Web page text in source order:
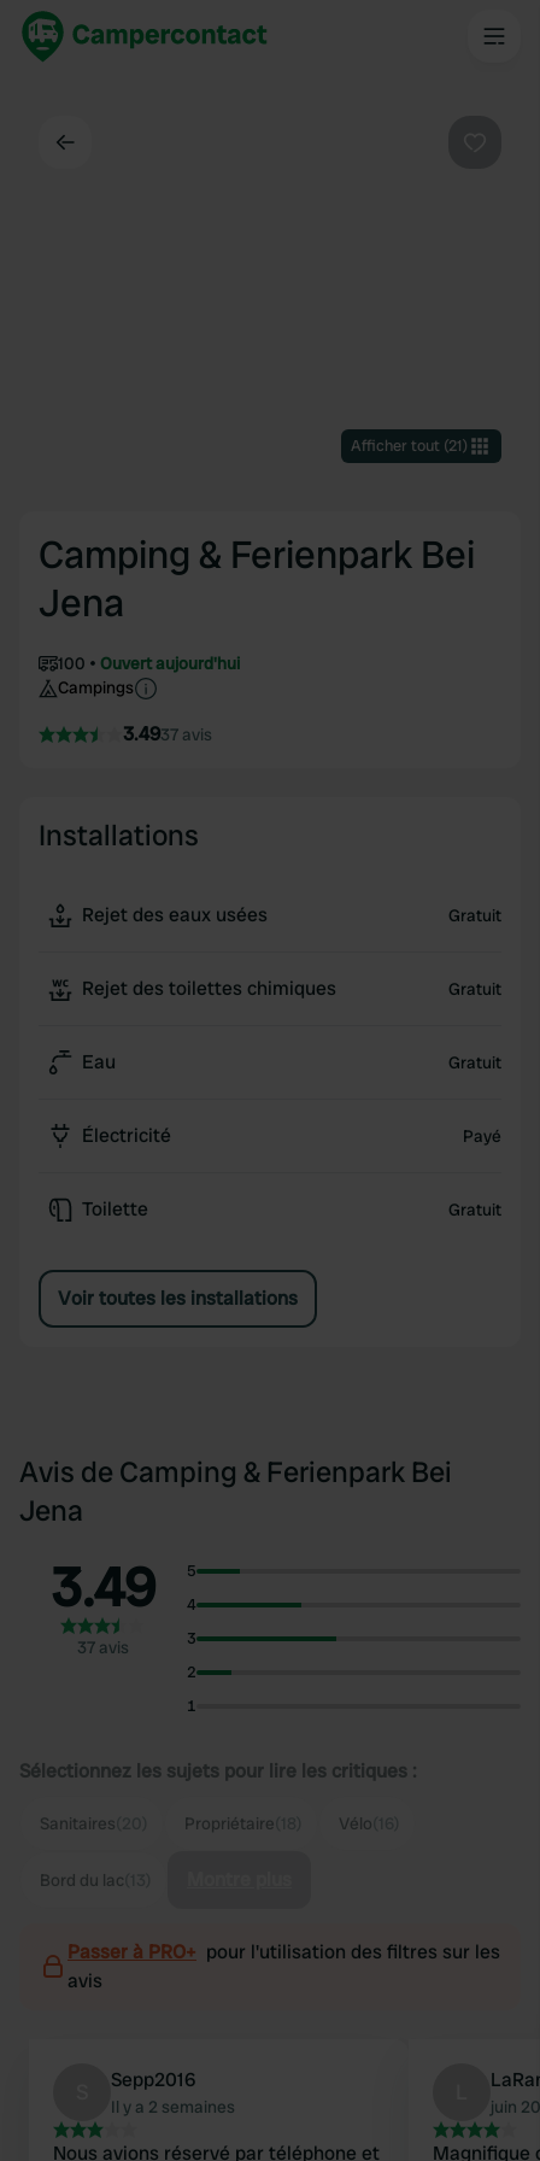
Afficher tout(21)
Camping & Ferienpark Bei
Jena
100
Ouvert aujourd'hui
Campings
3.4937 avis
Installations
Rejet des eaux usées Gratuit
Rejet des toilettes chimiques Gratuit
Eau Gratuit
Électricité Payé
Toilette Gratuit
Voir toutes les installations
Avis de Camping & Ferienpark Bei
Jena
3.49
37 avis
5
4
3
2
1
Sélectionnez les sujets pour lire les critiques :
Sanitaires Propriétaire Vélo
Bord du lac
Passer à PRO+ pour l'utilisation des filtres sur les
avis
Sepp2016
Il y a 2 semaines
Nous avions réservé par téléphone et
juin
Magnifique